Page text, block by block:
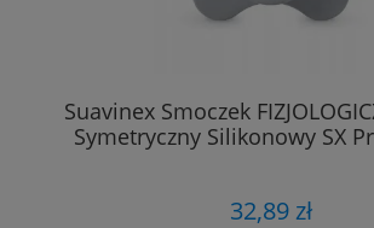
Suavinex Smoczek
Symetryczny Silikonowy SX
32,89 zł